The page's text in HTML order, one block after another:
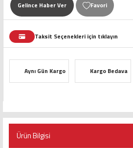
Gelince Haber Ver
Taksit Seçenekleri için tıklayın
Aynı Gün Kargo Kargo Bedava
Ürün Bilgisi